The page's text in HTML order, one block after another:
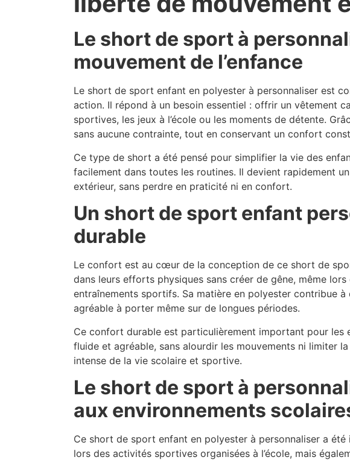
Le short de sport à
mouvement de l’enfance
Le short de sport enfant en polyester à personnaliser est
action. Il répond à un besoin essentiel : offrir un vêtement
sportives, les jeux à l’école ou les moments de détente.
sans aucune contrainte, tout en conservant un confort
Ce type de short a été pensé pour simplifier la vie des
facilement dans toutes les routines. Il devient rapidement
extérieur, sans perdre en praticité ni en confort.
Un short de sport enfant
durable
Le confort est au cœur de la conception de ce short de
dans leurs efforts physiques sans créer de gêne, même
entraînements sportifs. Sa matière en polyester contribue
agréable à porter même sur de longues périodes.
Ce confort durable est particulièrement important pour les
fluide et agréable, sans alourdir les mouvements ni limiter
intense de la vie scolaire et sportive.
Le short de sport à
aux environnements
Ce short de sport enfant en polyester à personnaliser a
lors des activités sportives organisées à l’école, mais